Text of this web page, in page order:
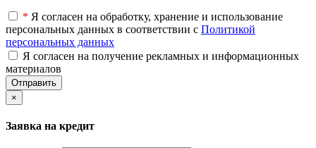
* Я согласен на обработку, хранение и использование
персональных данных в соответствии с Политикой
персональных данных
Я согласен на получение рекламных и информационных
материалов
×
Заявка на кредит